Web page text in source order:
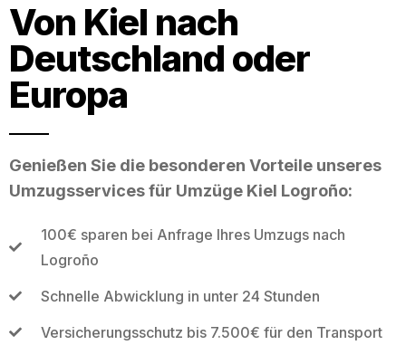
Von Kiel nach
Deutschland oder
Europa
Genießen Sie die besonderen Vorteile unseres
Umzugsservices für Umzüge Kiel Logroño:
100€ sparen bei Anfrage Ihres Umzugs nach
Logroño
Schnelle Abwicklung in unter 24 Stunden
Versicherungsschutz bis 7.500€ für den Transport